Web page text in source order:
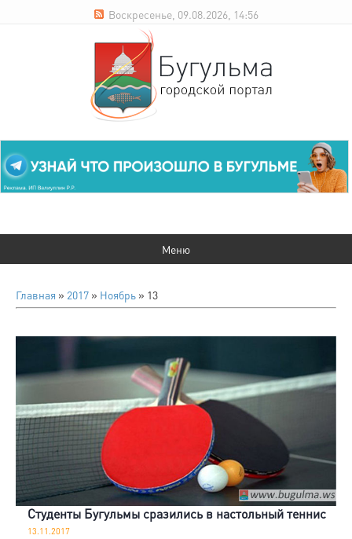
Воскресенье, 09.08.2026, 14:56
Главная » 2017 » Ноябрь » 13
Студенты Бугульмы сразились в настольный теннис
13.11.2017